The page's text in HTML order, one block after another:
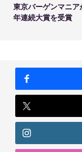
東京バーゲンマニア
年連続大賞を受賞